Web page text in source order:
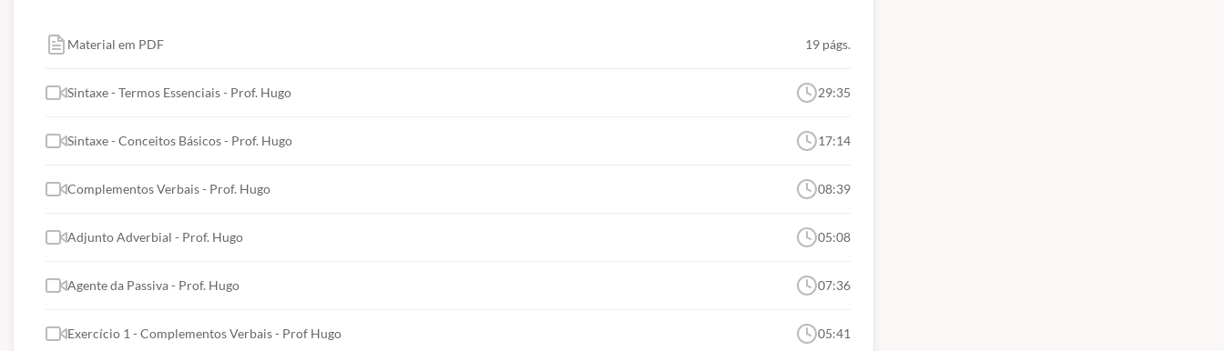
Material em PDF 19 págs.
Sintaxe - Termos Essenciais - Prof. Hugo 29:35
Sintaxe - Conceitos Básicos - Prof. Hugo 17:14
Complementos Verbais - Prof. Hugo 08:39
Adjunto Adverbial - Prof. Hugo 05:08
Agente da Passiva - Prof. Hugo 07:36
Exercício 1 - Complementos Verbais - Prof Hugo 05:41